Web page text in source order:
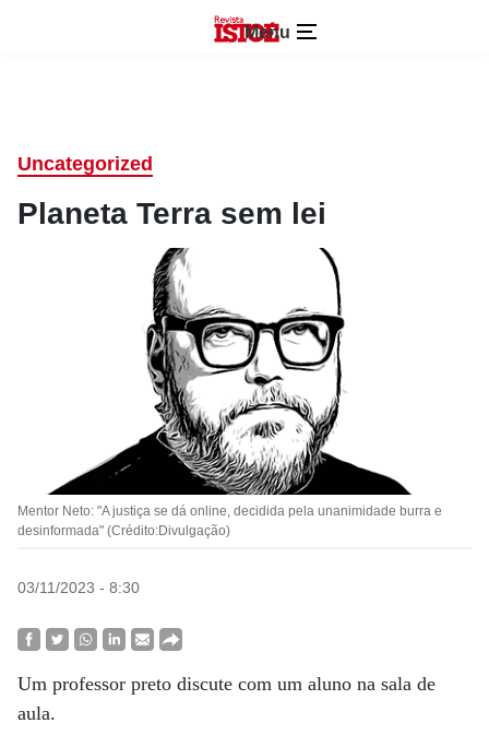
Menu
Uncategorized
Planeta Terra sem lei
Mentor Neto: "A justiça se dá online, decidida pela unanimidade burra e
desinformada" (Crédito:Divulgação)
03/11/2023 - 8:30
Um professor preto discute com um aluno na sala de
aula.